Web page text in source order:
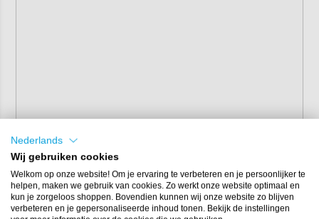
Nederlands
Wij gebruiken cookies
Welkom op onze website! Om je ervaring te verbeteren en je persoonlijker te
helpen, maken we gebruik van cookies. Zo werkt onze website optimaal en
kun je zorgeloos shoppen. Bovendien kunnen wij onze website zo blijven
verbeteren en je gepersonaliseerde inhoud tonen. Bekijk de instellingen